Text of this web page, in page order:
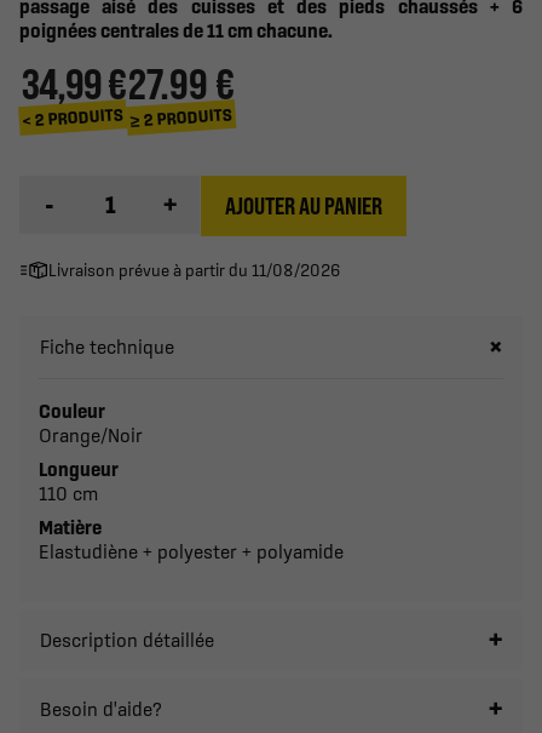
passage aisé des cuisses et des pieds chaussés + 6
poignées centrales de 11 cm chacune.
34,99 €
< 2 PRODUITS
27.99 €
≥ 2 PRODUITS
- + AJOUTER AU PANIER
Livraison prévue à partir du 11/08/2026
Fiche technique
Couleur
Orange/Noir
Longueur
110 cm
Matière
Elastudiène + polyester + polyamide
Description détaillée
Besoin d'aide?